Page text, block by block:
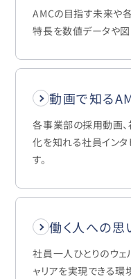
AMCの目指す未来や
特長を数値データや図
動画で知る
各事業部の採用動画
化を知れる社員イン
す。
働く人への思
社員一人ひとりのウェ
ャリアを実現できる環